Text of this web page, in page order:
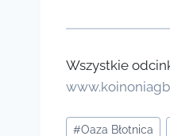
Wszystkie
Tagi
#Oaza Błotnica